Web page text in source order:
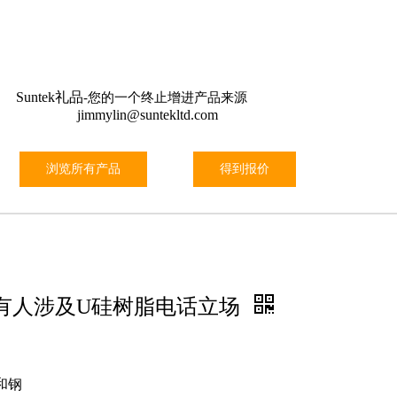
Suntek礼品-您的一个终止增进产品来源
jimmylin@suntekltd.com
浏览所有产品 得到报价
人涉及U硅树脂电话立场
钢